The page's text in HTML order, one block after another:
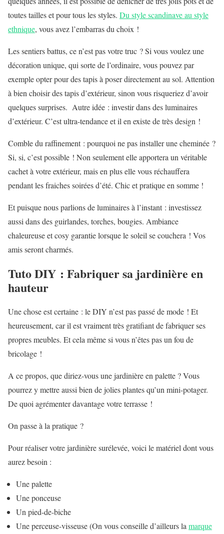
toutes tailles et pour tous les styles. Du style scandinave au style
ethnique, vous avez l’embarras du choix !
Les sentiers battus, ce n’est pas votre truc ? Si vous voulez une
décoration unique, qui sorte de l’ordinaire, vous pouvez par
exemple opter pour des tapis à poser directement au sol. Attention
à bien choisir des tapis d’extérieur, sinon vous risqueriez d’avoir
quelques surprises. Autre idée : investir dans des luminaires
d’extérieur. C’est ultra-tendance et il en existe de très design !
Comble du raffinement : pourquoi ne pas installer une cheminée ?
Si, si, c’est possible ! Non seulement elle apportera un véritable
cachet à votre extérieur, mais en plus elle vous réchauffera
pendant les fraiches soirées d’été. Chic et pratique en somme !
Et puisque nous parlions de luminaires à l’instant : investissez
aussi dans des guirlandes, torches, bougies. Ambiance
chaleureuse et cosy garantie lorsque le soleil se couchera ! Vos
amis seront charmés.
Tuto DIY : Fabriquer sa jardinière en
hauteur
Une chose est certaine : le DIY n’est pas passé de mode ! Et
heureusement, car il est vraiment très gratifiant de fabriquer ses
propres meubles. Et cela même si vous n’êtes pas un fou de
bricolage !
A ce propos, que diriez-vous une jardinière en palette ? Vous
pourrez y mettre aussi bien de jolies plantes qu’un mini-potager.
De quoi agrémenter davantage votre terrasse !
On passe à la pratique ?
Pour réaliser votre jardinière surélevée, voici le matériel dont vous
aurez besoin :
Une palette
Une ponceuse
Un pied-de-biche
Une perceuse-visseuse (On vous conseille d’ailleurs la marque